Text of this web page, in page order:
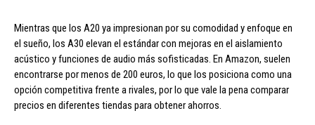
Mientras que los A20 ya impresionan por su comodidad y enfoque en
el sueño, los A30 elevan el estándar con mejoras en el aislamiento
acústico y funciones de audio más sofisticadas. En Amazon, suelen
encontrarse por menos de 200 euros, lo que los posiciona como una
opción competitiva frente a rivales, por lo que vale la pena comparar
precios en diferentes tiendas para obtener ahorros.